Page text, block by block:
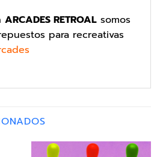
ARCADES RETROAL somos
para recreativas